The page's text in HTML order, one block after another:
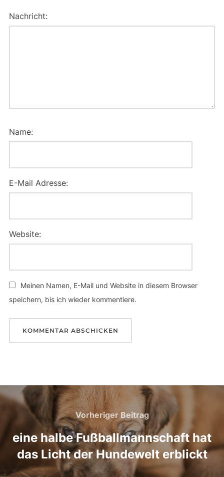
Nachricht:
Name:
E-Mail Adresse:
Website:
Meinen Namen, E-Mail und Website in diesem Browser
speichern, bis ich wieder kommentiere.
Beitragsnavigation
Vorheriger
Beitrag
Vorheriger Beitrag
eine halbe Fußballmannschaft hat
das Licht der Hundewelt erblickt